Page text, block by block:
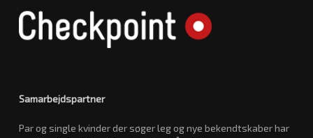
Samarbejdspartner
Par og single kvinder der søger leg og nye bekendtskaber har